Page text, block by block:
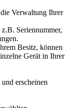
Verwaltung Ihrer
Seriennummer,
Besitz, können
Gerät in Ihrer
erscheinen